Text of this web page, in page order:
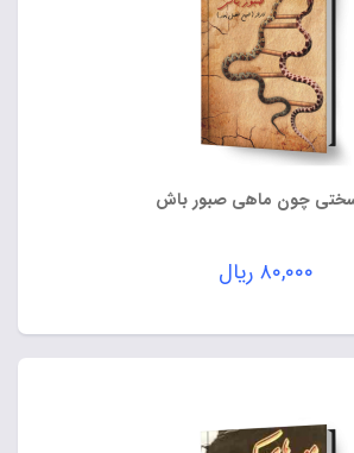
چون ماهی صبور باش
۸۰,۰۰۰ ریال